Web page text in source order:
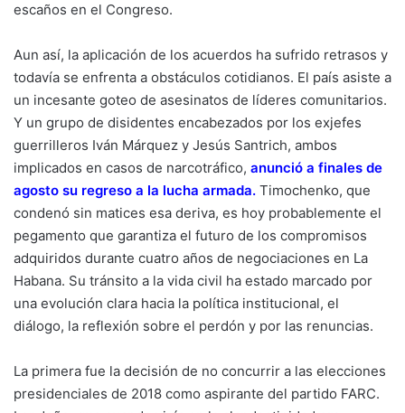
escaños en el Congreso.
Aun así, la aplicación de los acuerdos ha sufrido retrasos y
todavía se enfrenta a obstáculos cotidianos. El país asiste a
un incesante goteo de asesinatos de líderes comunitarios.
Y un grupo de disidentes encabezados por los exjefes
guerrilleros Iván Márquez y Jesús Santrich, ambos
implicados en casos de narcotráfico, anunció a finales de
agosto su regreso a la lucha armada. Timochenko, que
condenó sin matices esa deriva, es hoy probablemente el
pegamento que garantiza el futuro de los compromisos
adquiridos durante cuatro años de negociaciones en La
Habana. Su tránsito a la vida civil ha estado marcado por
una evolución clara hacia la política institucional, el
diálogo, la reflexión sobre el perdón y por las renuncias.
La primera fue la decisión de no concurrir a las elecciones
presidenciales de 2018 como aspirante del partido FARC.